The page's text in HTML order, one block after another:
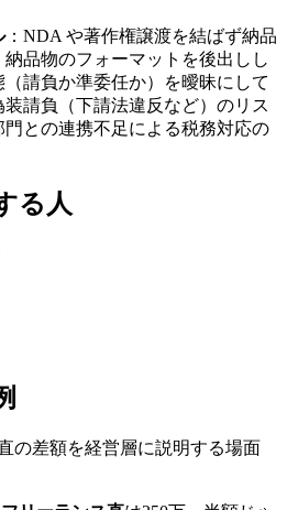
：NDA や著作権譲渡を結ばず納品
品物のフォーマットを後出しし
請負か準委任か）を曖昧にして
請負（下請法違反など）のリス
門との連携不足による税務対応の
る人
の差額を経営層に説明する場面